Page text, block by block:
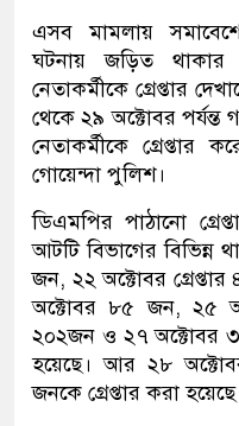
এসব মামলায়
ঘটনায় জড়িত থাকার
নেতাকর্মীকে গ্রেপ্তার
থেকে ২৯ অক্টোবর
নেতাকর্মীকে গ্রেপ্তার
গোয়েন্দা পুলিশ।
ডিএমপির পাঠানো
আটটি বিভাগের বিভিন্ন
জন, ২২ অক্টোবর
অক্টোবর ৮৫ জন, ২৫
২০২জন ও ২৭ অক্টোবর
হয়েছে। আর ২৮
জনকে গ্রেপ্তার করা